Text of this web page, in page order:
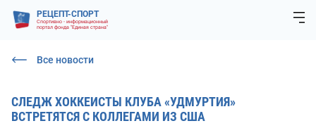
РЕЦЕПТ-СПОРТ
Спортивно - информационный
портал фонда "Единая страна"
Все новости
СЛЕДЖ ХОККЕИСТЫ КЛУБА «УДМУРТИЯ»
ВСТРЕТЯТСЯ С КОЛЛЕГАМИ ИЗ США